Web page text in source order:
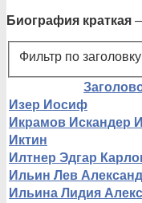
Биография краткая
Фильтр по заголовку
Изер Иосиф
Икрамов Искандер
Иктин
Илтнер Эдгар
Ильин Лев
Ильина Лидия